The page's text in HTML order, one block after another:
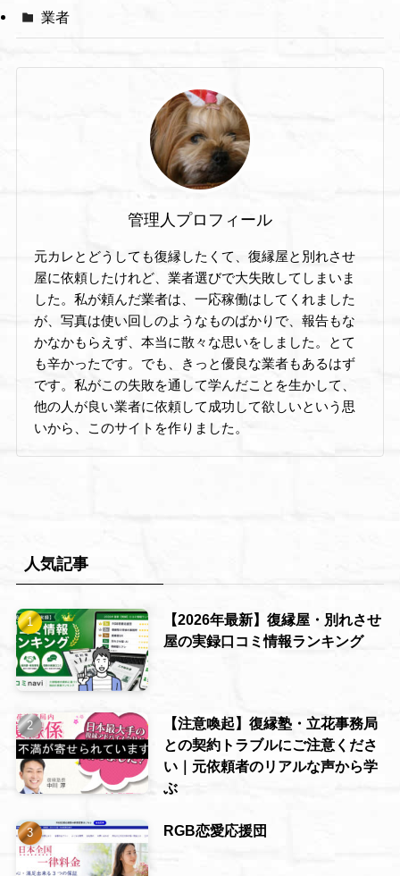
業者
管理人プロフィール
元カレとどうしても復縁したくて、復縁屋と別れさせ
屋に依頼したけれど、業者選びで大失敗してしまいま
した。私が頼んだ業者は、一応稼働はしてくれました
が、写真は使い回しのようなものばかりで、報告もな
かなかもらえず、本当に散々な思いをしました。とて
も辛かったです。でも、きっと優良な業者もあるはず
です。私がこの失敗を通して学んだことを生かして、
他の人が良い業者に依頼して成功して欲しいという思
いから、このサイトを作りました。
人気記事
【2026年最新】復縁屋・別れさせ
屋の実録口コミ情報ランキング
【注意喚起】復縁塾・立花事務局
との契約トラブルにご注意くださ
い｜元依頼者のリアルな声から学
ぶ
RGB恋愛応援団